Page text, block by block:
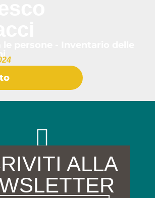
ALLA